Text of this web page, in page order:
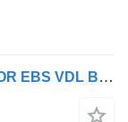
Supapă pneumatică Irizar / MODULATOR EBS VDL BUS CU 1 CANAL pentru autobuz